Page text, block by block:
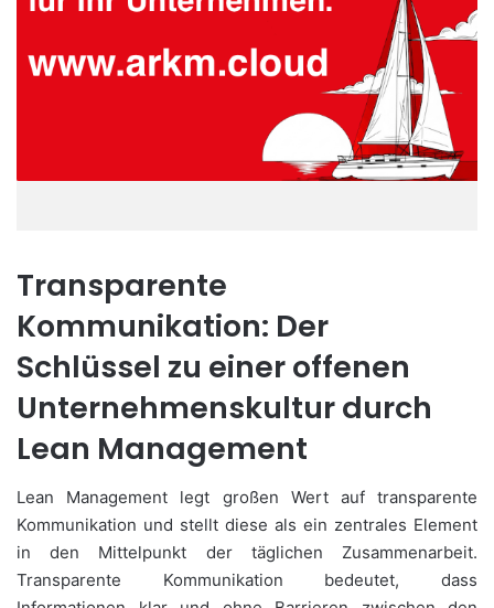
Transparente
Kommunikation: Der
Schlüssel zu einer offenen
Unternehmenskultur durch
Lean Management
Lean Management legt großen Wert auf transparente
Kommunikation und stellt diese als ein zentrales Element
in den Mittelpunkt der täglichen Zusammenarbeit.
Transparente Kommunikation bedeutet, dass